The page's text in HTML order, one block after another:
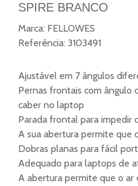
SPIRE BRANCO
Marca: FELLOWES
Referência: 3103491
Ajustável em 7 ângulos
Pernas frontais com ângulo
caber no laptop
Parada frontal para impedir
A sua abertura permite que
Dobras planas para fácil
Adequado para laptops de
A abertura permite que o